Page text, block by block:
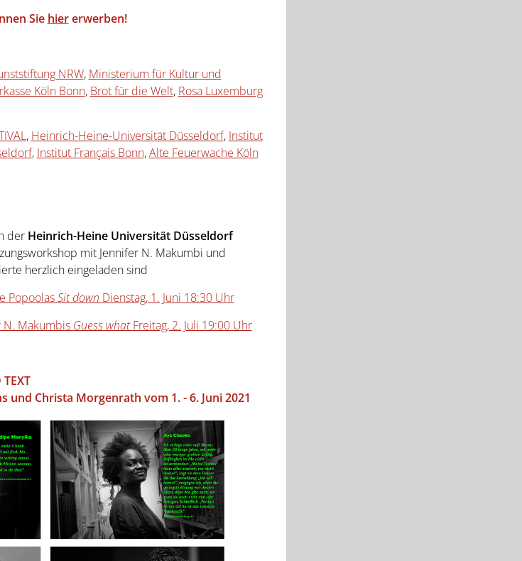
Sie hiererwerben!
NRW, Ministerium für Kultur und
Köln Bonn, Brot für die Welt, Rosa Luxemburg
, Heinrich-Heine-Universität Düsseldorf, Institut
, Institut Français Bonn,Alte Feuerwache Köln
der Heinrich-Heine Universität Düsseldorf
mit Jennifer N. Makumbi und
herzlich eingeladen sind
PopoolasSit down Dienstag, 1. Juni 18:30 Uhr
N. Makumbis Guess whatFreitag, 2. Juli 19:00 Uhr
und Christa Morgenrath vom 1. - 6. Juni 2021